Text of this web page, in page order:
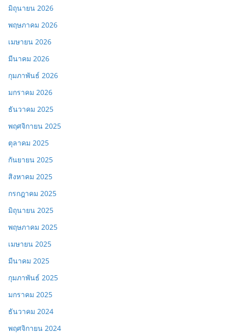
มิถุนายน 2026
พฤษภาคม 2026
เมษายน 2026
มีนาคม 2026
กุมภาพันธ์ 2026
มกราคม 2026
ธันวาคม 2025
พฤศจิกายน 2025
ตุลาคม 2025
กันยายน 2025
สิงหาคม 2025
กรกฎาคม 2025
มิถุนายน 2025
พฤษภาคม 2025
เมษายน 2025
มีนาคม 2025
กุมภาพันธ์ 2025
มกราคม 2025
ธันวาคม 2024
พฤศจิกายน 2024